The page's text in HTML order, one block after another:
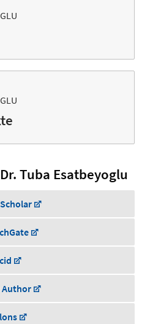
Tuba Esatbeyoglu
Author